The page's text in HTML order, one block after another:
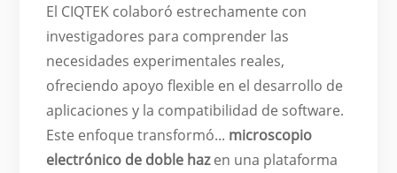
El CIQTEK colaboró estrechamente con
investigadores para comprender las
necesidades experimentales reales,
ofreciendo apoyo flexible en el desarrollo de
aplicaciones y la compatibilidad de software.
Este enfoque transformó... microscopio
electrónico de doble hazen una plataforma